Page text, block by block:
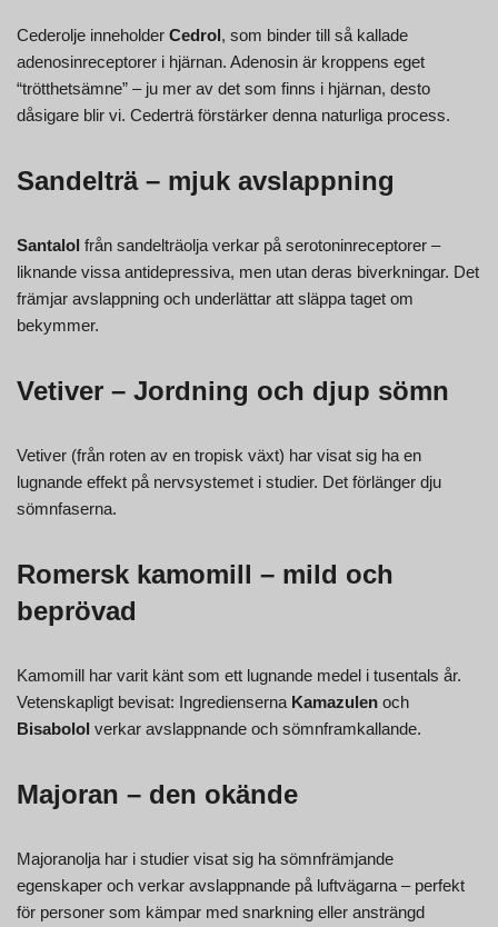
Cederolje inneholder Cedrol, som binder till så kallade
adenosinreceptorer i hjärnan. Adenosin är kroppens eget
“trötthetsämne” – ju mer av det som finns i hjärnan, desto
dåsigare blir vi. Cederträ förstärker denna naturliga process.
Sandelträ – mjuk avslappning
Santalol från sandelträolja verkar på serotoninreceptorer –
liknande vissa antidepressiva, men utan deras biverkningar. Det
främjar avslappning och underlättar att släppa taget om
bekymmer.
Vetiver – Jordning och djup sömn
Vetiver (från roten av en tropisk växt) har visat sig ha en
lugnande effekt på nervsystemet i studier. Det förlänger dju
sömnfaserna.
Romersk kamomill – mild och
beprövad
Kamomill har varit känt som ett lugnande medel i tusentals år.
Vetenskapligt bevisat: Ingredienserna Kamazulen och
Bisabolol verkar avslappnande och sömnframkallande.
Majoran – den okände
Majoranolja har i studier visat sig ha sömnfrämjande
egenskaper och verkar avslappnande på luftvägarna – perfekt
för personer som kämpar med snarkning eller ansträngd